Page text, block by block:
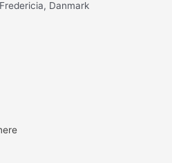
Danmark